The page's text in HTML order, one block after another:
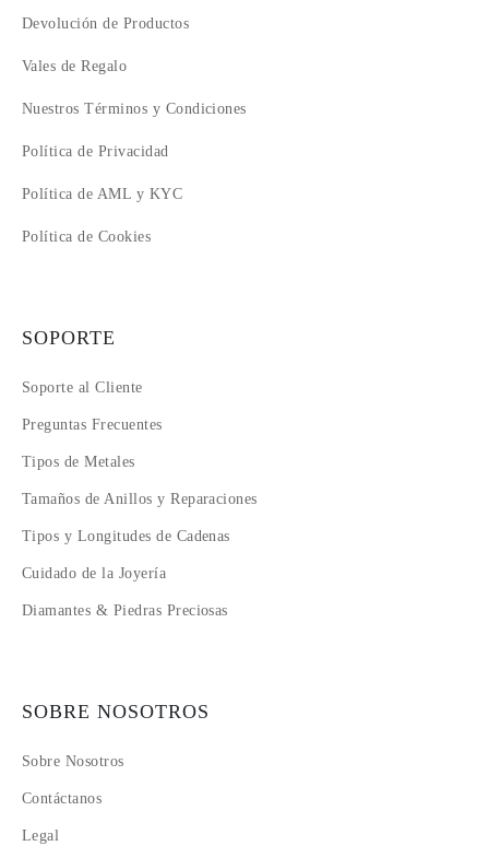
Devolución de Productos
Vales de Regalo
Nuestros Términos y Condiciones
Política de Privacidad
Política de AML y KYC
Política de Cookies
SOPORTE
Soporte al Cliente
Preguntas Frecuentes
Tipos de Metales
Tamaños de Anillos y Reparaciones
Tipos y Longitudes de Cadenas
Cuidado de la Joyería
Diamantes & Piedras Preciosas
SOBRE NOSOTROS
Sobre Nosotros
Contáctanos
Legal